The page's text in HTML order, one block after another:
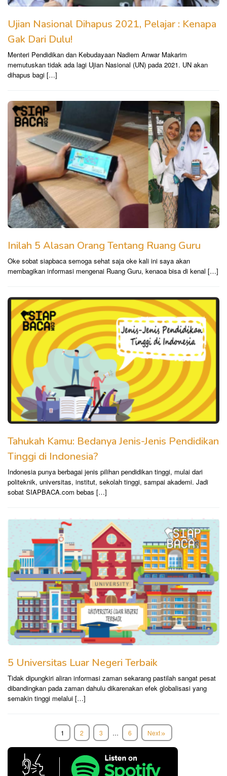
Ujian Nasional Dihapus 2021, Pelajar : Kenapa
Gak Dari Dulu!
Menteri Pendidikan dan Kebudayaan Nadiem Anwar Makarim
memutuskan tidak ada lagi Ujian Nasional (UN) pada 2021. UN akan
dihapus bagi […]
Inilah 5 Alasan Orang Tentang Ruang Guru
Oke sobat siapbaca semoga sehat saja oke kali ini saya akan
membagikan informasi mengenai Ruang Guru, kenaoa bisa di kenal […]
Tahukah Kamu: Bedanya Jenis-Jenis Pendidikan
Tinggi di Indonesia?
Indonesia punya berbagai jenis pilihan pendidikan tinggi, mulai dari
politeknik, universitas, institut, sekolah tinggi, sampai akademi. Jadi
sobat SIAPBACA.com bebas […]
5 Universitas Luar Negeri Terbaik
Tidak dipungkiri aliran informasi zaman sekarang pastilah sangat pesat
dibandingkan pada zaman dahulu dikarenakan efek globalisasi yang
semakin tinggi melalui […]
1 2 3 … 6 Next